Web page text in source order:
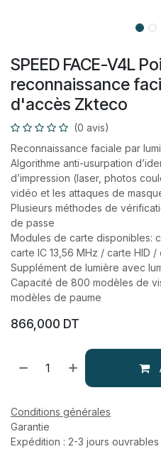
​SPEED FACE-V4L
reconnaissance
d'accès Zkteco
(0 avis)
Reconnaissance faciale par
Algorithme anti-usurpation
d’impression (laser, photos
vidéo et les attaques de
Plusieurs méthodes de
de passe
Modules de carte disponibles:
carte IC 13,56 MHz / carte HID /
Supplément de lumière avec
Capacité de 800 modèles de
modèles de paume
866,000 DT
Conditions générales
Garantie
Expédition : 2-3 jours ouvrables